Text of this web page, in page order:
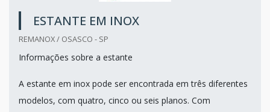
ESTANTE EM INOX
REMANOX / OSASCO - SP
Informações sobre a estante
A estante em inox pode ser encontrada em três diferentes
modelos, com quatro, cinco ou seis planos. Com